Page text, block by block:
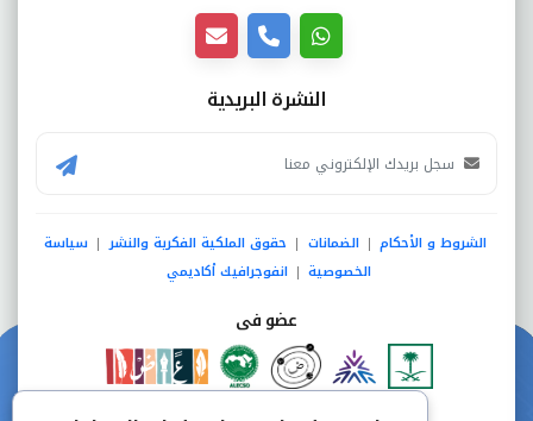
النشرة البريدية
الشروط و الأحكام | الضمانات | حقوق الملكية الفكرية والنشر | سياسة
الخصوصية | انفوجرافيك أكاديمي
عضو فى